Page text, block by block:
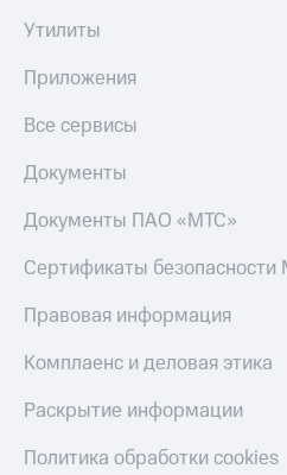
Утилиты
Приложения
Все сервисы
Документы
Документы ПАО «МТС»
Сертификаты
Правовая информация
Комплаенс и деловая этика
Раскрытие информации
Политика обработки cookies